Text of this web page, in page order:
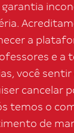
a
e a
você
cancelar
temos o
de